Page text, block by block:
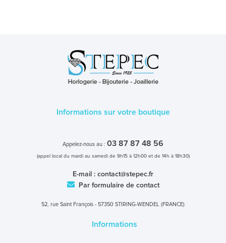
Informations sur votre boutique
Appelez-nous au : 03 87 87 48 56
(appel local du mardi au samedi de 9h15 à 12h00 et de 14h à 18h30)
E-mail : contact@stepec.fr
Par formulaire de contact
52, rue Saint François - 57350 STIRING-WENDEL (FRANCE)
Informations